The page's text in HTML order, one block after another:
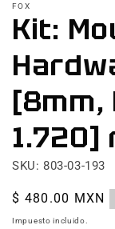
multimedia
1
en
una
ventana
modal
FOX
Kit:
[8mm,
1.720]
SKU: 803-03-193
Precio
habitual
$ 480.00 MXN
Impuesto incluido.